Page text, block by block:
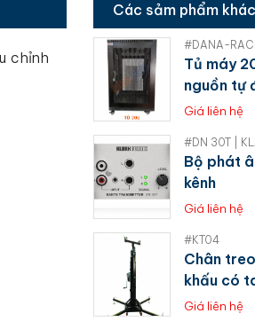
chỉnh
Các sảm phẩm khác
Tủ máy
nguồn tự
Giá liên hệ
#DN 30T |
Bộ phát
kênh
Giá liên hệ
#KT04
Chân
khấu có
Giá liên hệ